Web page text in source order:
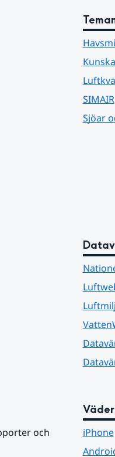
SIMAIR
Sjöar
och
iPhone